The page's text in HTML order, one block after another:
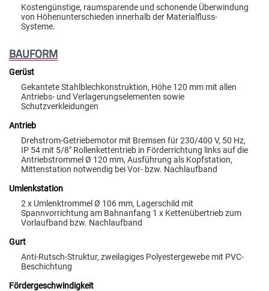
Kostengünstige, raumsparende und schonende Überwindung
von Höhenunterschieden innerhalb der Materialfluss-
Systeme.
BAUFORM
Gerüst
Gekantete Stahlblechkonstruktion, Höhe 120 mm mit allen
Antriebs- und Verlagerungselementen sowie
Schutzverkleidungen
Antrieb
Drehstrom-Getriebemotor mit Bremsen für 230/400 V, 50 Hz,
IP 54 mit 5/8" Rollenkettentrieb in Förderrichtung links auf die
Antriebstrommel Ø 120 mm, Ausführung als Kopfstation,
Mittenstation notwendig bei Vor- bzw. Nachlaufband
Umlenkstation
2 x Umlenktrommel Ø 106 mm, Lagerschild mit
Spannvorrichtung am Bahnanfang 1 x Kettenübertrieb zum
Vorlaufband bzw. Nachlaufband
Gurt
Anti-Rutsch-Struktur, zweilagiges Polyestergewebe mit PVC-
Beschichtung
Fördergeschwindigkeit